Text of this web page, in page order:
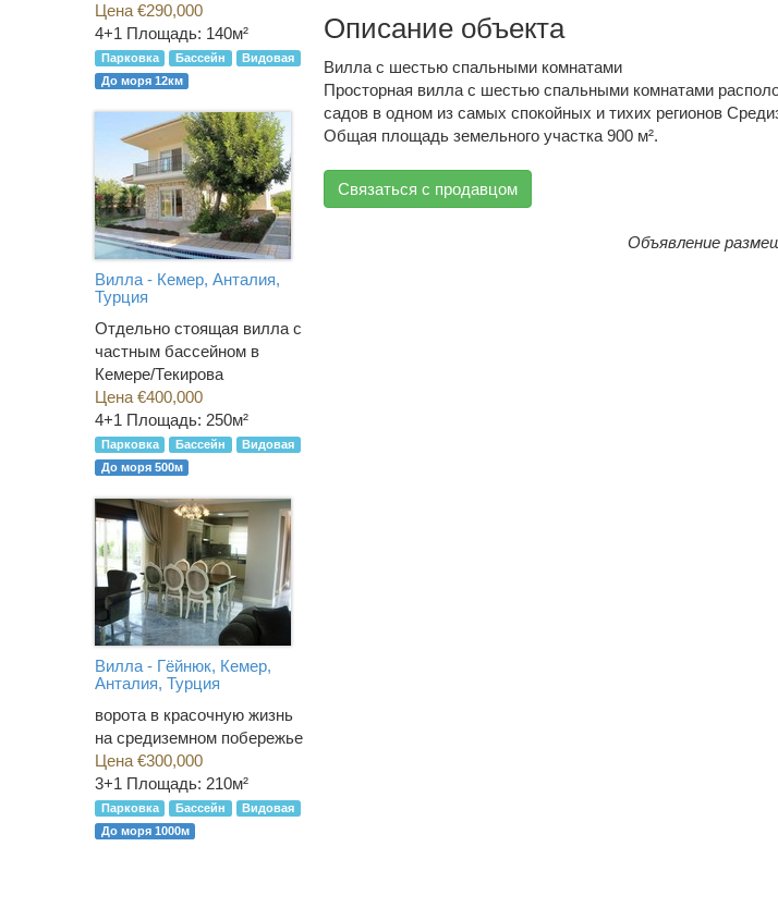
Описание объекта
Вилла с шестью спальными комнатами
Просторная вилла с шестью спальными комнатами
садов в одном из самых спокойных и тихих регионов
Общая площадь земельного участка 900 м².
Связаться с продавцом
Объявление
Цена €290,000
4+1 Площадь: 140м²
Парковка Бассейн
Видовая
До моря 12км
Вилла - Кемер, Анталия,
Турция
Отдельно стоящая вилла с
частным бассейном в
Кемере/Текирова
Цена €400,000
4+1 Площадь: 250м²
Парковка Бассейн
Видовая
До моря 500м
Вилла - Гёйнюк, Кемер,
Анталия, Турция
ворота в красочную жизнь
на средиземном побережье
Цена €300,000
3+1 Площадь: 210м²
Парковка Бассейн
Видовая
До моря 1000м